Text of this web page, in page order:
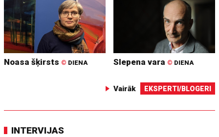
Noasa šķirsts © DIENA Slepena vara © DIENA
Vairāk EKSPERTI/BLOGERI
INTERVIJAS